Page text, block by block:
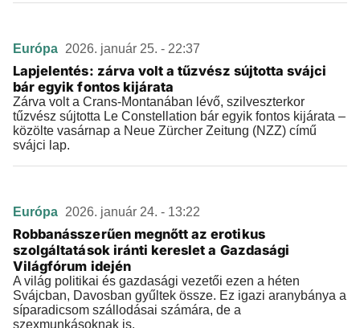
Európa 2026. január 25. - 22:37
Lapjelentés: zárva volt a tűzvész sújtotta svájci
bár egyik fontos kijárata
Zárva volt a Crans-Montanában lévő, szilveszterkor
tűzvész sújtotta Le Constellation bár egyik fontos kijárata –
közölte vasárnap a Neue Zürcher Zeitung (NZZ) című
svájci lap.
Európa 2026. január 24. - 13:22
Robbanásszerűen megnőtt az erotikus
szolgáltatások iránti kereslet a Gazdasági
Világfórum idején
A világ politikai és gazdasági vezetői ezen a héten
Svájcban, Davosban gyűltek össze. Ez igazi aranybánya a
síparadicsom szállodásai számára, de a
szexmunkásoknak is.